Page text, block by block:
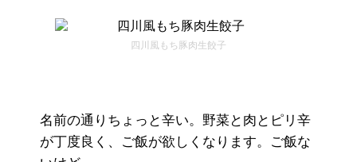
四川風もち豚肉生餃子
名前の通りちょっと辛い。野菜と肉とピリ辛
が丁度良く、ご飯が欲しくなります。ご飯な